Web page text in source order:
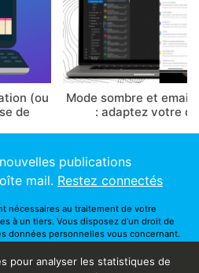
(ou
de
Mode sombre et email
: adaptez votre
publications
mail. Restez connectés
nécessaires au traitement de votre
à un tiers. Vous disposez d’un droit de
données personnelles vous concernant.
données via ceformulaire.
pour analyser les statistiques de